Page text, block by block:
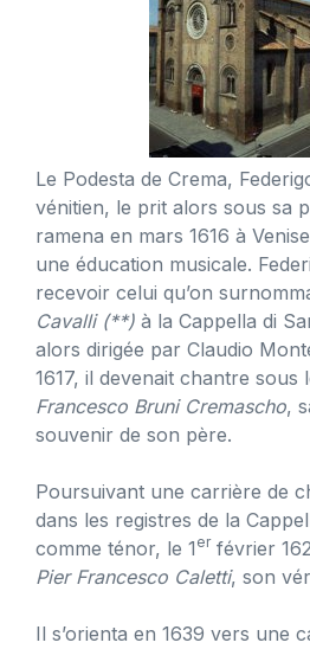
Le Podesta de Crema,
vénitien, le prit alors sous sa
ramena en mars 1616 à
une éducation musicale.
recevoir celui qu’on
Cavalli (**) à la Cappella di
alors dirigée par Claudio
1617, il devenait chantre sous
Francesco Bruni Cremascho,
souvenir de son père.
Poursuivant une carrière de
dans les registres de la
comme ténor, le 1 er février
Pier Francesco Caletti, son
Il s’orienta en 1639 vers une